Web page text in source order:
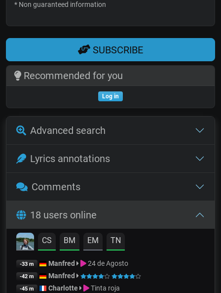
* Non guaranteed information
SUBSCRIBE
Recommended for you
Log in
Advanced search
Lyrics annotations
Comments
18 users online
CS BM EM TN
-33 m Manfred 24 de Agosto
-42 m Manfred
-45 m Charlotte Tinta roja